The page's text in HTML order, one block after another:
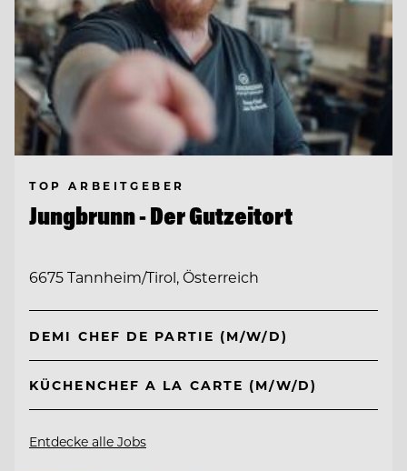
TOP ARBEITGEBER
Jungbrunn - Der Gutzeitort
6675 Tannheim/Tirol, Österreich
DEMI CHEF DE PARTIE (M/W/D)
KÜCHENCHEF A LA CARTE (M/W/D)
Entdecke alle Jobs